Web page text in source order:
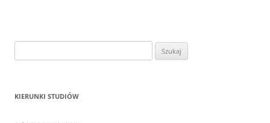
z
KIERUNKI STUDIÓW